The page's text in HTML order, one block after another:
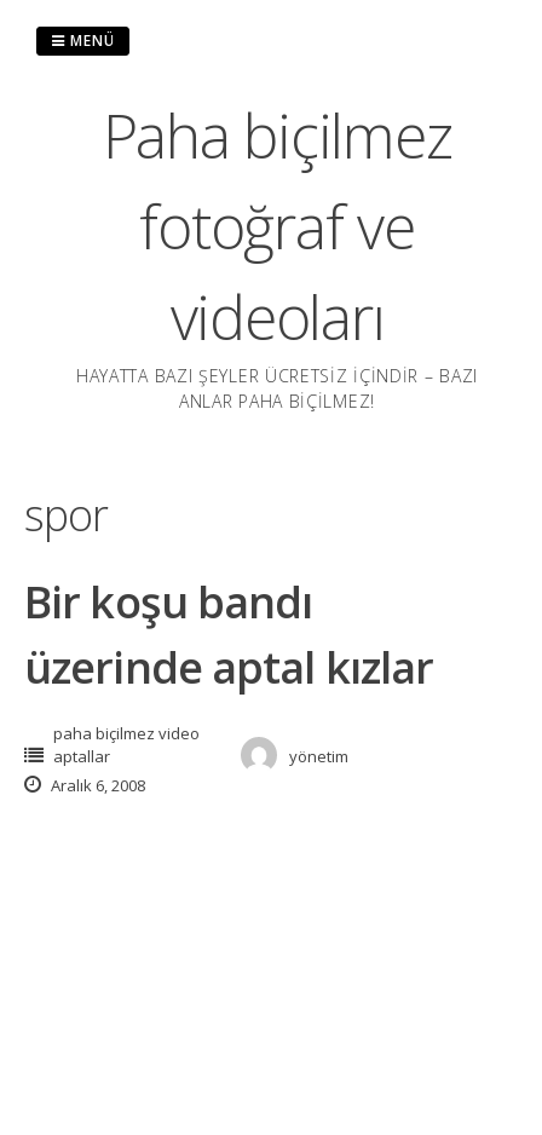
Paha biçilmez
fotoğraf ve
videoları
HAYATTA BAZI ŞEYLER ÜCRETSIZ IÇINDIR – BAZI
ANLAR PAHA BIÇILMEZ!
MENÜ
spor
Bir koşu bandı
üzerinde aptal kızlar
paha biçilmez video
aptallar
yönetim
Aralık 6, 2008